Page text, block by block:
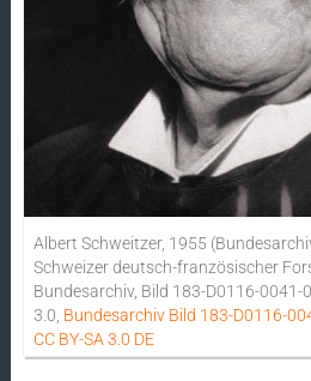
Albert Schweitzer, 1955
Schweizer deutsch-französischer
Bundesarchiv, Bild 183-D0116-0041-
3.0, Bundesarchiv Bild 183-D0116-
CC BY-SA 3.0 DE